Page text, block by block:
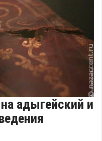
адыгейский и